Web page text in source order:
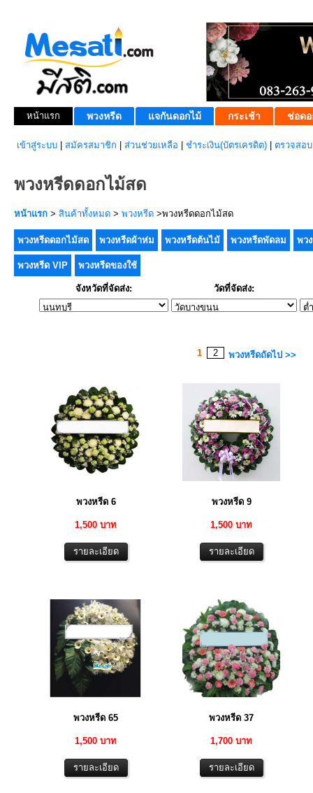
หน้าแรก พวงหรีด แจกันดอกไม้ กระเช้า ช่อดอ
เข้าสู่ระบบ สมัครสมาชิก ส่วนช่วยเหลือ ชำระเงิน(บัตรเครดิต) ตรวจสอ
พวงหรีดดอกไม้สด
หน้าแรก > สินค้าทั้งหมด > พวงหรีด >พวงหรีดดอกไม้สด
พวงหรีดดอกไม้สด พวงหรีดผ้าห่ม พวงหรีดต้นไม้ พวงหรีดพัดลม พว
พวงหรีด VIP พวงหรีดของใช้
จังหวัดที่จัดส่ง: วัดที่จัดส่ง:
1 2 พวงหรีดถัดไป >>
พวงหรีด 6
1,500 บาท
พวงหรีด 9
1,500 บาท
พวงหรีด 65
1,500 บาท
พวงหรีด 37
1,700 บาท